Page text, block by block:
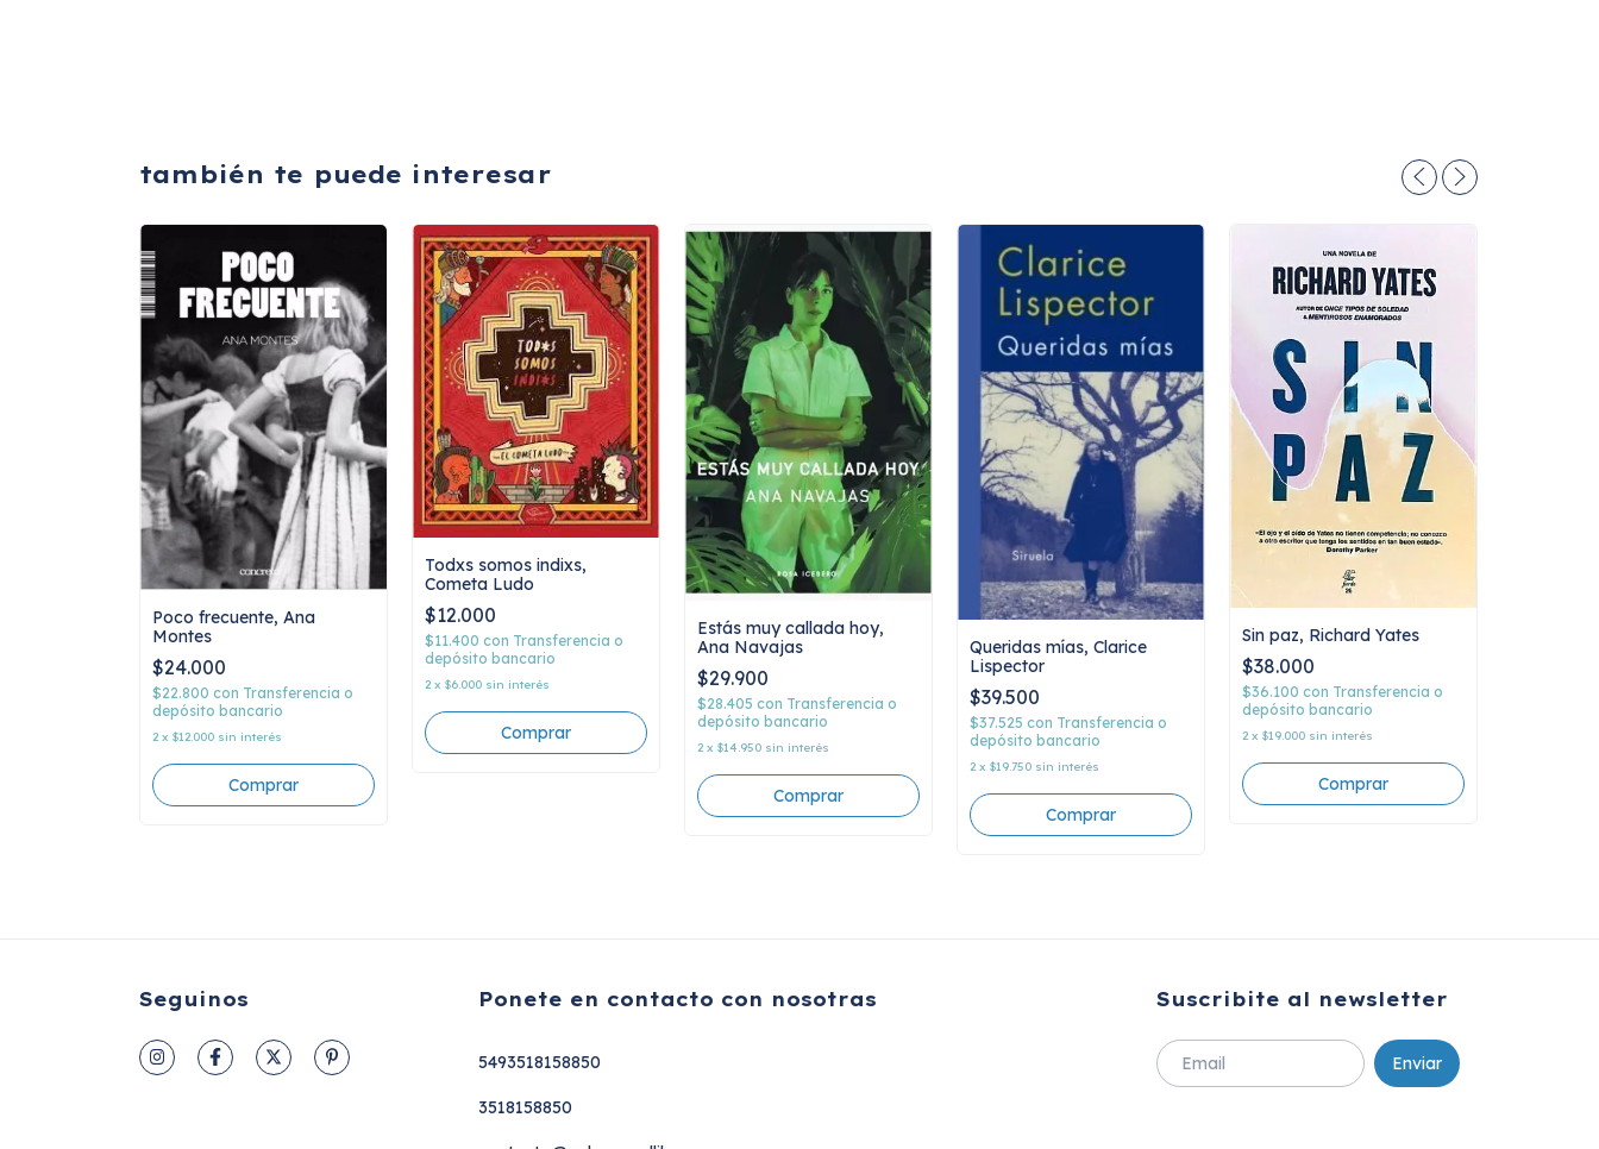
también te puede interesar
Poco frecuente, Ana
Montes
$24.000
$22.800 con Transferencia o
depósito bancario
2 x $12.000 sin interés
Todxs somos indixs,
Cometa Ludo
$12.000
$11.400 con Transferencia o
depósito bancario
2 x $6.000 sin interés
Estás muy callada hoy,
Ana Navajas
$29.900
$28.405 con Transferencia o
depósito bancario
2 x $14.950 sin interés
Queridas mías, Clarice
Lispector
$39.500
$37.525 con Transferencia o
depósito bancario
2 x $19.750 sin interés
Sin paz, Richard Yates
$38.000
$36.100 con Transferencia o
depósito bancario
2 x $19.000 sin interés
Seguinos Ponete en contacto con nosotras
5493518158850
3518158850
Suscribite al newsletter